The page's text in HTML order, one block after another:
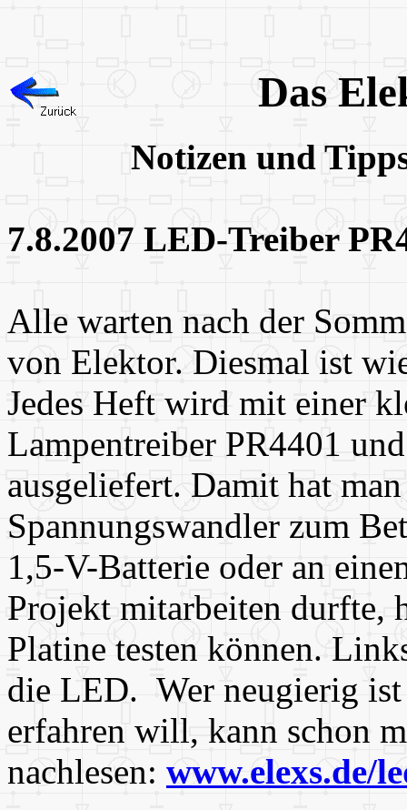
Das
Notizen und
7.8.2007 LED-Treiber
Alle warten nach der
von Elektor. Diesmal ist
Jedes Heft wird mit einer
Lampentreiber PR4401
ausgeliefert. Damit hat
Spannungswandler zum
1,5-V-Batterie oder an
Projekt mitarbeiten durfte,
Platine testen können.
die LED. Wer neugierig ist
erfahren will, kann schon
nachlesen: www.elexs.de/